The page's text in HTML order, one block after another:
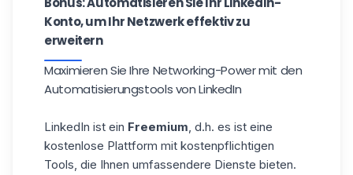
Konto, um Ihr Netzwerk effektiv zu
erweitern
Maximieren Sie Ihre Networking-Power mit den
Automatisierungstools von LinkedIn
LinkedIn ist ein Freemium, d.h. es ist eine
kostenlose Plattform mit kostenpflichtigen
Tools, die Ihnen umfassendere Dienste bieten.